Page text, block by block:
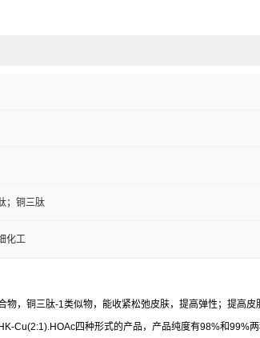
；铜三肽
化工
，铜三肽-1类似物，能收紧松弛皮肤，提高弹性；提高
Cu(2:1).HOAc四种形式的产品，产品纯度有98%和99%两